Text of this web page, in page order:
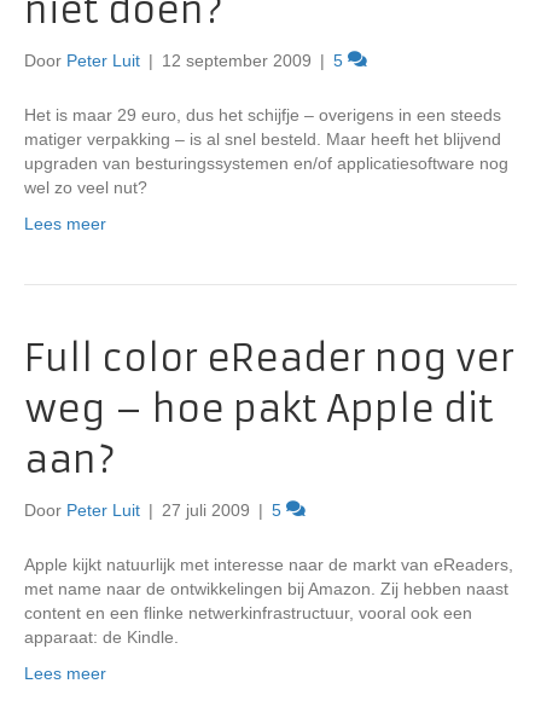
niet doen?
Door Peter Luit | 12 september 2009 | 5
Het is maar 29 euro, dus het schijfje – overigens in een steeds
matiger verpakking – is al snel besteld. Maar heeft het blijvend
upgraden van besturingssystemen en/of applicatiesoftware nog
wel zo veel nut?
Lees meer
Full color eReader nog ver
weg – hoe pakt Apple dit
aan?
Door Peter Luit | 27 juli 2009 | 5
Apple kijkt natuurlijk met interesse naar de markt van eReaders,
met name naar de ontwikkelingen bij Amazon. Zij hebben naast
content en een flinke netwerkinfrastructuur, vooral ook een
apparaat: de Kindle.
Lees meer